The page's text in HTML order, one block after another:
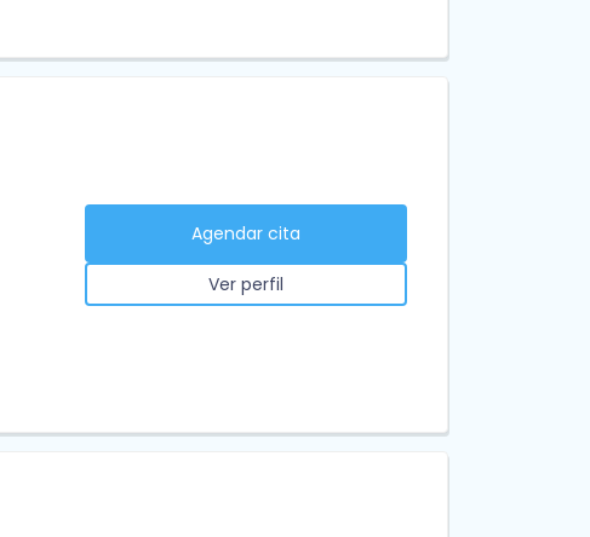
Agendar cita
Ver perfil